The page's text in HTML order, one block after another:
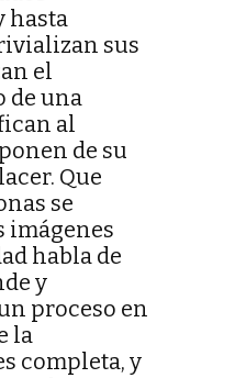
hasta
sus
el
de una
al
de su
Que
se
imágenes
habla de
y
proceso en
la
completa, y